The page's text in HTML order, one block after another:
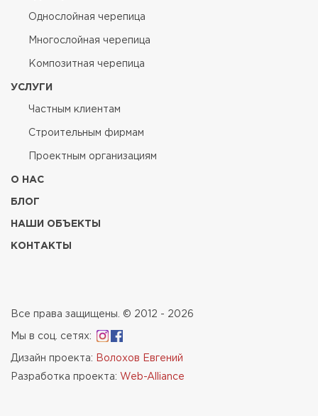
Однослойная черепица
Многослойная черепица
Композитная черепица
УСЛУГИ
Частным клиентам
Строительным фирмам
Проектным организациям
О НАС
БЛОГ
НАШИ ОБЪЕКТЫ
КОНТАКТЫ
Все права защищены. © 2012 - 2026
Мы в соц. сетях:
Дизайн проекта: Волохов Евгений
Разработка проекта: Web-Alliance